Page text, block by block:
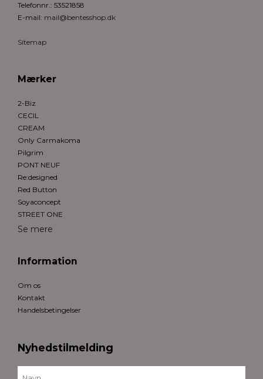
Telefonnr.: 53521858
E-mail: mail@bentesshop.dk
Sitemap
Mærker
2-Biz
CECIL
CREAM
Only Carmakoma
Pilgrim
PONT NEUF
Re:designed
Red Button
Soyaconcept
STREET ONE
Se mere
Information
Om os
Kontakt
Handelsbetingelser
Nyhedstilmelding